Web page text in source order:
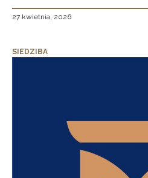
27 kwietnia, 2026
SIEDZIBA